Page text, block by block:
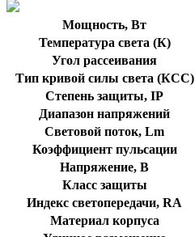
Мощность, Вт
Температура света (К)
Угол рассеивания
Тип кривой силы света (КСС)
Степень защиты, IP
Диапазон напряжений
Световой поток, Lm
Коэффициент пульсации
Напряжение, В
Класс защиты
Индекс светопередачи, RA
Материал корпуса